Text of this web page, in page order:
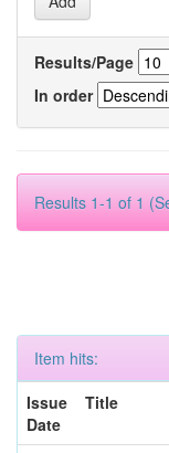
Results/Page
In order
Results 1-1 of 1
Item hits:
Issue
Date
Title